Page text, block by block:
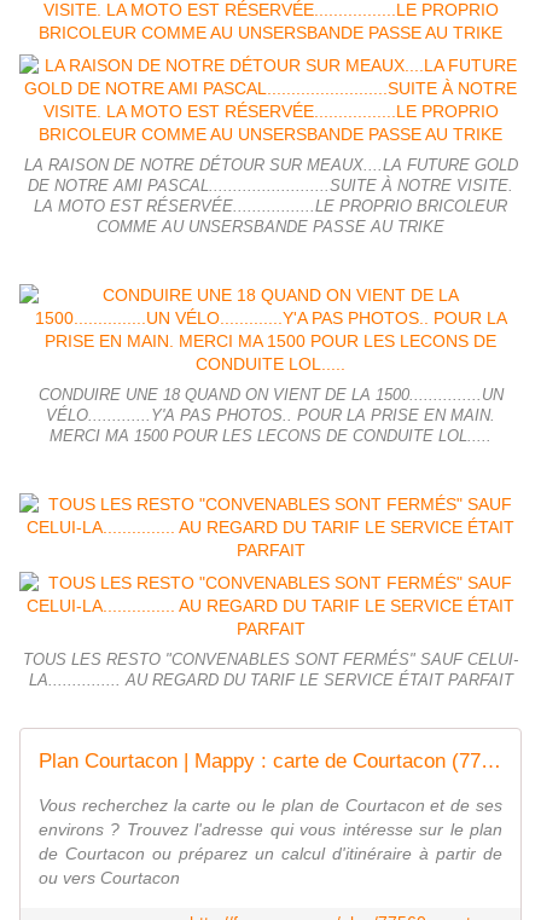
LA RAISON DE NOTRE DÉTOUR SUR MEAUX....LA FUTURE GOLD
DE NOTRE AMI PASCAL.........................SUITE À NOTRE VISITE.
LA MOTO EST RÉSERVÉE.................LE PROPRIO BRICOLEUR
COMME AU UNSERSBANDE PASSE AU TRIKE
CONDUIRE UNE 18 QUAND ON VIENT DE LA 1500...............UN
VÉLO.............Y'A PAS PHOTOS.. POUR LA PRISE EN MAIN.
MERCI MA 1500 POUR LES LECONS DE CONDUITE LOL.....
TOUS LES RESTO "CONVENABLES SONT FERMÉS" SAUF CELUI-
LA............... AU REGARD DU TARIF LE SERVICE ÉTAIT PARFAIT
Plan Courtacon | Mappy : carte de Courtacon (77560) et infos pratiques
Vous recherchez la carte ou le plan de Courtacon et de ses
environs ? Trouvez l'adresse qui vous intéresse sur le plan
de Courtacon ou préparez un calcul d'itinéraire à partir de
ou vers Courtacon